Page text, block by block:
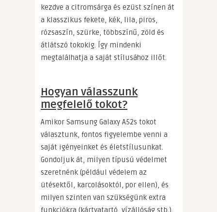
kezdve a citromsárga és ezüst színen át
a klasszikus fekete, kék, lila, piros,
rózsaszín, szürke, többszínű, zöld és
átlátszó tokokig. Így mindenki
megtalálhatja a saját stílusához illőt.
Hogyan válasszunk
megfelelő tokot?
Amikor Samsung Galaxy A52s tokot
választunk, fontos figyelembe venni a
saját igényeinket és életstílusunkat.
Gondoljuk át, milyen típusú védelmet
szeretnénk (például védelem az
ütésektől, karcolásoktól, por ellen), és
milyen szinten van szükségünk extra
funkciókra (kártyatartó, vízállóság stb.).